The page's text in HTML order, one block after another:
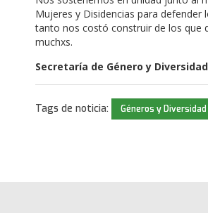
Mujeres y Disidencias para defender
tanto nos costó construir de los que
muchxs.
Secretaría de Género y
Tags de noticia: Géneros y Diversidad